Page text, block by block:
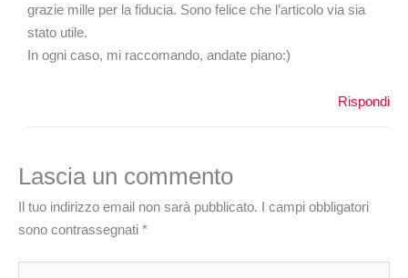
grazie mille per la fiducia. Sono felice che l’articolo via sia
stato utile.
In ogni caso, mi raccomando, andate piano:)
Rispondi
Lascia un commento
Il tuo indirizzo email non sarà pubblicato. I campi obbligatori
sono contrassegnati *